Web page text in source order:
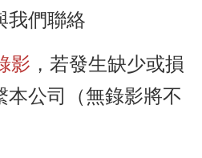
我們聯絡
影 ，若發生缺少或損
本公司（無錄影將不